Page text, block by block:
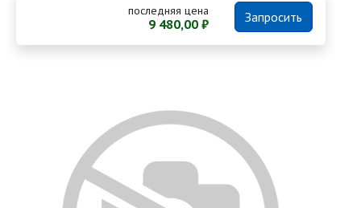
последняя цена
9 480,00 ₽ Запросить